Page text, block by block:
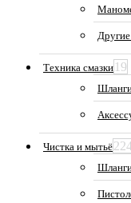
Техника смазки 19
Чистка и мытьё